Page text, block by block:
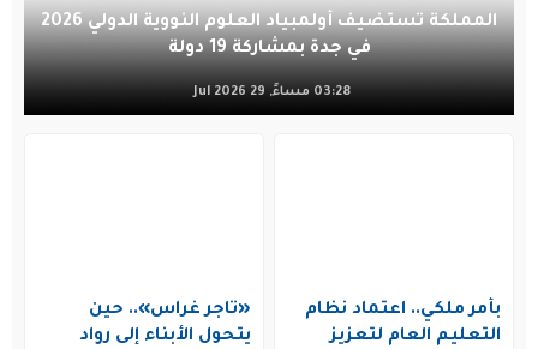
المملكة تستضيف أولمبياد العلوم النووية الدولي 2026
في جدة بمشاركة 19 دولة
03:28 مساءً, 29 Jul 2026
بأمر ملكي.. اعتماد نظام
التعليم العام لتعزيز
«تاجر غراس».. حين
يتحول الأبناء إلى رواد